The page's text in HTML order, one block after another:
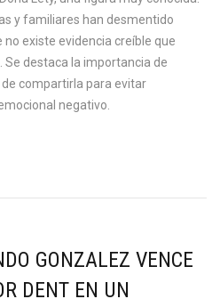
y familiares han desmentido
existe evidencia creíble que
destaca la importancia de
compartirla para evitar
negativo.
GONZÁLEZ VENCE
DENT EN UN